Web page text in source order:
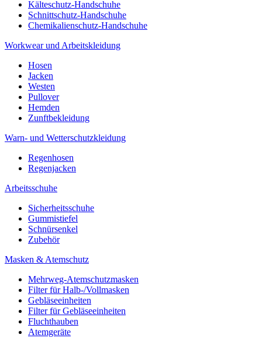
Kälteschutz-Handschuhe
Schnittschutz-Handschuhe
Chemikalienschutz-Handschuhe
Workwear und Arbeitskleidung
Hosen
Jacken
Westen
Pullover
Hemden
Zunftbekleidung
Warn- und Wetterschutzkleidung
Regenhosen
Regenjacken
Arbeitsschuhe
Sicherheitsschuhe
Gummistiefel
Schnürsenkel
Zubehör
Masken & Atemschutz
Mehrweg-Atemschutzmasken
Filter für Halb-/Vollmasken
Gebläseeinheiten
Filter für Gebläseeinheiten
Fluchthauben
Atemgeräte